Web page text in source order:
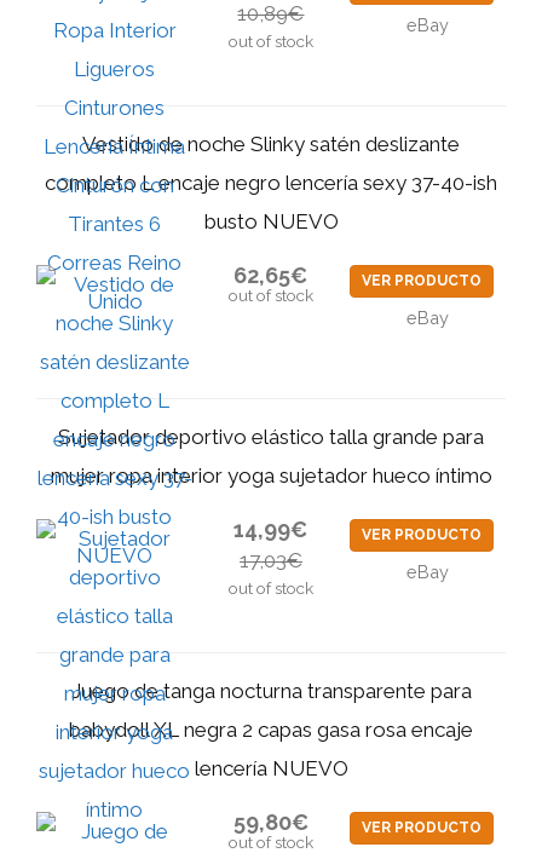
10,89€
out of stock
eBay
Vestido de noche Slinky satén deslizante
completo L encaje negro lencería sexy 37-40-ish
busto NUEVO
62,65€
out of stock
VER PRODUCTO
eBay
Sujetador deportivo elástico talla grande para
mujer ropa interior yoga sujetador hueco íntimo
14,99€
17,03€
out of stock
VER PRODUCTO
eBay
Juego de tanga nocturna transparente para
babydoll XL negra 2 capas gasa rosa encaje
lencería NUEVO
59,80€
out of stock
VER PRODUCTO